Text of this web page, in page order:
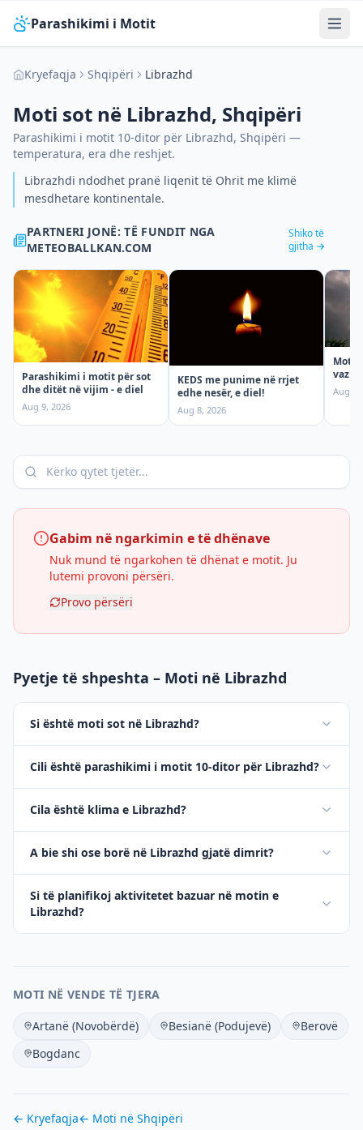
Parashikimi i Motit
Kryefaqja Shqipëri Librazhd
Moti sot në Librazhd, Shqipëri
Parashikimi i motit 10-ditor për Librazhd, Shqipëri —
temperatura, era dhe reshjet.
Librazhdi ndodhet pranë liqenit të Ohrit me klimë
mesdhetare kontinentale.
PARTNERI JONË: TË FUNDIT NGA
METEOBALLKAN.COM
Shiko të
gjitha →
Parashikimi i motit për sot
dhe ditët në vijim - e diel
Aug 9, 2026
KEDS me punime në rrjet
edhe nesër, e diel!
Aug 8, 2026
Moti
Aug 8,
Gabim në ngarkimin e të dhënave
Nuk mund të ngarkohen të dhënat e motit. Ju
lutemi provoni përsëri.
Provo përsëri
Pyetje të shpeshta – Moti në Librazhd
Si është moti sot në Librazhd?
Cili është parashikimi i motit 10-ditor për Librazhd?
Cila është klima e Librazhd?
A bie shi ose borë në Librazhd gjatë dimrit?
Si të planifikoj aktivitetet bazuar në motin e
Librazhd?
MOTI NË VENDE TË TJERA
Artanë (Novobërdë) Besianë (Podujevë)
Berovë
Bogdanc
← Kryefaqja← Moti në Shqipëri